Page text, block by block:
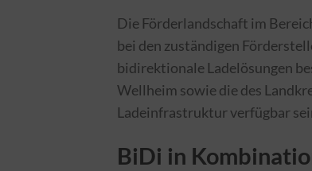
Die Förderlandschaft im
bei den zuständigen
bidirektionale Ladelösungen
Wellheim sowie die des
Ladeinfrastruktur verfügbar
BiDi in